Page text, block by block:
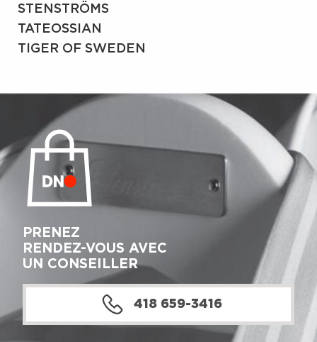
STENSTRÖMS
TATEOSSIAN
TIGER OF SWEDEN
PRENEZ
RENDEZ-VOUS AVEC
UN CONSEILLER
418 659-3416